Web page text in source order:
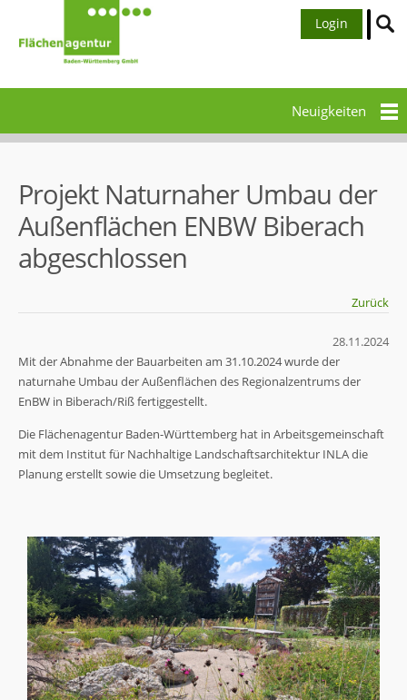
Login
Neuigkeiten
Projekt Naturnaher Umbau der
Außenflächen ENBW Biberach
abgeschlossen
Zurück
28.11.2024
Mit der Abnahme der Bauarbeiten am 31.10.2024 wurde der
naturnahe Umbau der Außenflächen des Regionalzentrums der
EnBW in Biberach/Riß fertiggestellt.
Die Flächenagentur Baden-Württemberg hat in Arbeitsgemeinschaft
mit dem Institut für Nachhaltige Landschaftsarchitektur INLA die
Planung erstellt sowie die Umsetzung begleitet.